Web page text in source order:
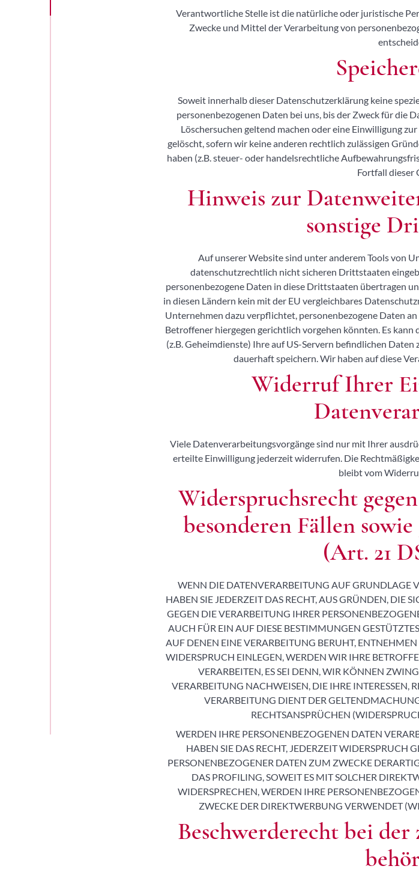
Verantwortliche Stelle ist die natürliche oder juristische
Zwecke und Mittel der Verarbeitung von
Soweit innerhalb dieser Datenschutzerklärung keine
personenbezogenen Daten bei uns, bis der Zweck für die
Löschersuchen geltend machen oder eine Einwilligung
gelöscht, sofern wir keine anderen rechtlich zulässigen
haben (z.B. steuer- oder handelsrechtliche
Fortfall dieser
Hinweis zur
sonstige
Auf unserer Website sind unter anderem Tools von
datenschutzrechtlich nicht sicheren Drittstaaten
personenbezogene Daten in diese Drittstaaten übertragen
in diesen Ländern kein mit der EU vergleichbares
Unternehmen dazu verpflichtet, personenbezogene Daten
Betroffener hiergegen gerichtlich vorgehen könnten. Es kann
(z.B. Geheimdienste) Ihre auf US-Servern befindlichen
dauerhaft speichern. Wir haben auf diese
Widerruf Ihrer
Viele Datenverarbeitungsvorgänge sind nur mit Ihrer
erteilte Einwilligung jederzeit widerrufen. Die
bleibt vom
Widerspruchsrecht
besonderen Fällen
(Art. 21
WENN DIE DATENVERARBEITUNG AUF GRUNDLAGE
HABEN SIE JEDERZEIT DAS RECHT, AUS GRÜNDEN, DIE
GEGEN DIE VERARBEITUNG IHRER
AUCH FÜR EIN AUF DIESE BESTIMMUNGEN
AUF DENEN EINE VERARBEITUNG BERUHT,
WIDERSPRUCH EINLEGEN, WERDEN WIR IHRE
VERARBEITEN, ES SEI DENN, WIR KÖNNEN
VERARBEITUNG NACHWEISEN, DIE IHRE INTERESSEN,
VERARBEITUNG DIENT DER
RECHTSANSPRÜCHEN
WERDEN IHRE PERSONENBEZOGENEN DATEN
HABEN SIE DAS RECHT, JEDERZEIT WIDERSPRUCH
PERSONENBEZOGENER DATEN ZUM ZWECKE
DAS PROFILING, SOWEIT ES MIT SOLCHER
WIDERSPRECHEN, WERDEN IHRE
ZWECKE DER DIREKTWERBUNG VERWENDET
Beschwerde­recht bei